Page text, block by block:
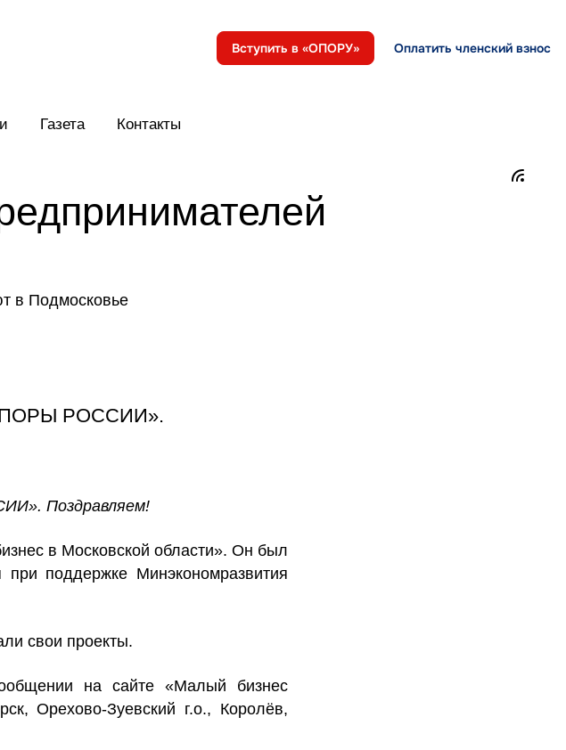
Вступить в «ОПОРУ» Оплатить членский взнос
Газета Контакты
РОССИИ».
Поздравляем!
в Московской области». Он был
поддержке Минэкономразвития
свои проекты.
на сайте «Малый бизнес
Орехово-Зуевский г.о., Королёв,